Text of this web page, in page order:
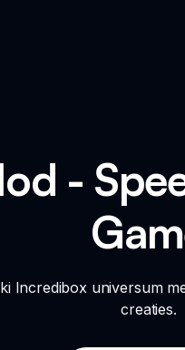
-
Incredibox universum
creaties.